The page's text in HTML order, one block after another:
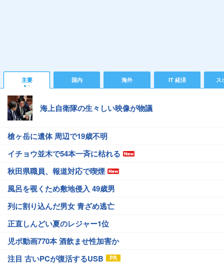
主要 国内 海外 IT 経済 ス
海上自衛隊の生々しい映像が物議
槍ヶ岳に遺体 周辺で19歳不明
イチョウ並木で54本一斉に枯れる
秋田県職員、報道対応で喫煙
風呂を覗くため敷地侵入 49歳男
列に割り込んだ男女 青ざめ逃亡
正直しんどい夏のレジャー1位
児ポ動画770本 酒飲ませ性加害か
注目 古いPCが復活するUSB